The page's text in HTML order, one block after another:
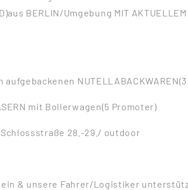
BERLIN/Umgebung MIT
aufgebackenen
mit Bollerwagen(5 Promoter)
28.-29./ outdoor
& unsere Fahrer/Logistiker